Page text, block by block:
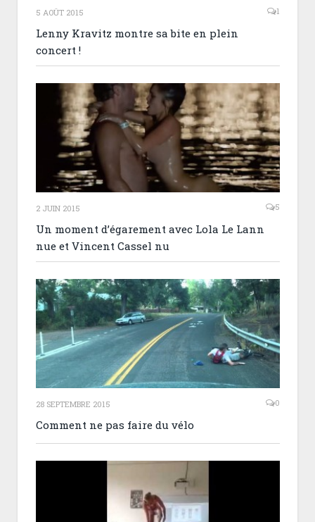
5 AOÛT 2015 1
Lenny Kravitz montre sa bite en plein
concert !
2 JUIN 2015 5
Un moment d’égarement avec Lola Le Lann
nue et Vincent Cassel nu
28 SEPTEMBRE 2015 0
Comment ne pas faire du vélo